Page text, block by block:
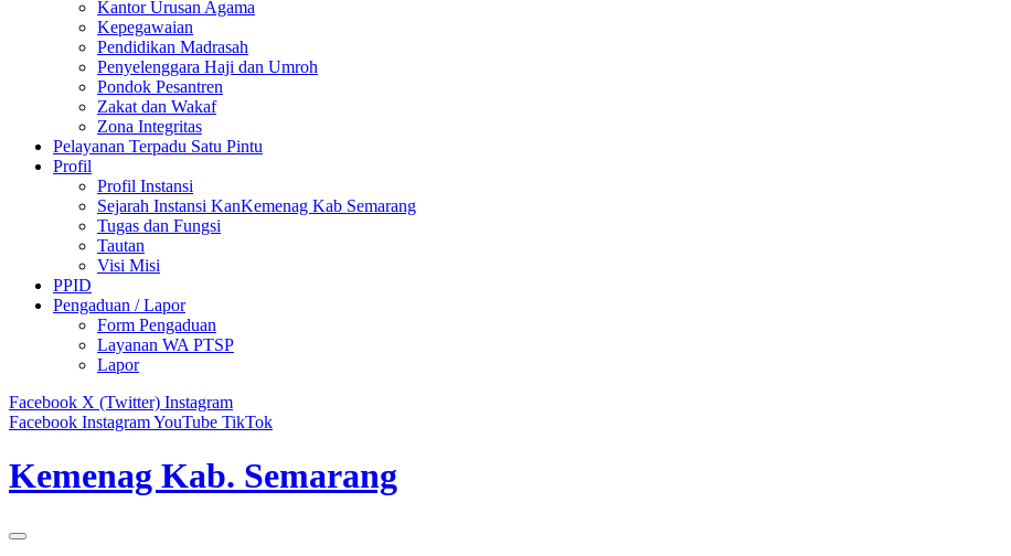
Kantor Urusan Agama
Kepegawaian
Pendidikan Madrasah
Penyelenggara Haji dan Umroh
Pondok Pesantren
Zakat dan Wakaf
Zona Integritas
Pelayanan Terpadu Satu Pintu
Profil
Profil Instansi
Sejarah Instansi KanKemenag Kab Semarang
Tugas dan Fungsi
Tautan
Visi Misi
PPID
Pengaduan / Lapor
Form Pengaduan
Layanan WA PTSP
Lapor
Facebook X (Twitter) Instagram
Facebook InstagramYouTube TikTok
Kemenag Kab. Semarang